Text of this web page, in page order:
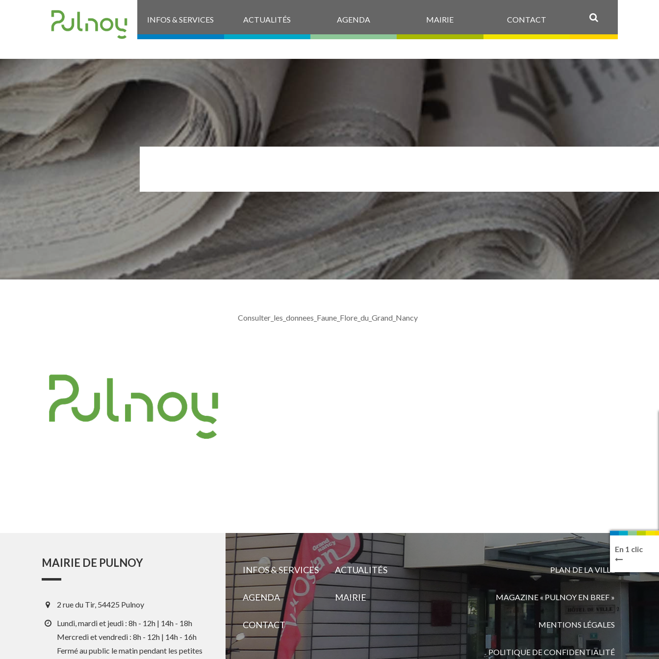
INFOS & SERVICES ACTUALITÉS AGENDA MAIRIE CONTACT
Consulter_les_donnees_Faune_Flore_du_Grand_Nancy
En 1 clic
MAIRIE DE PULNOY
2 rue du Tir, 54425 Pulnoy
Lundi, mardi et jeudi : 8h - 12h | 14h - 18h
Mercredi et vendredi : 8h - 12h | 14h - 16h
Fermé au public le matin pendant les petites
INFOS & SERVICES ACTUALITÉS
AGENDA MAIRIE
CONTACT
PLAN DE LA VILLE
MAGAZINE « PULNOY EN BREF »
MENTIONS LÉGALES
POLITIQUE DE CONFIDENTIALITÉ